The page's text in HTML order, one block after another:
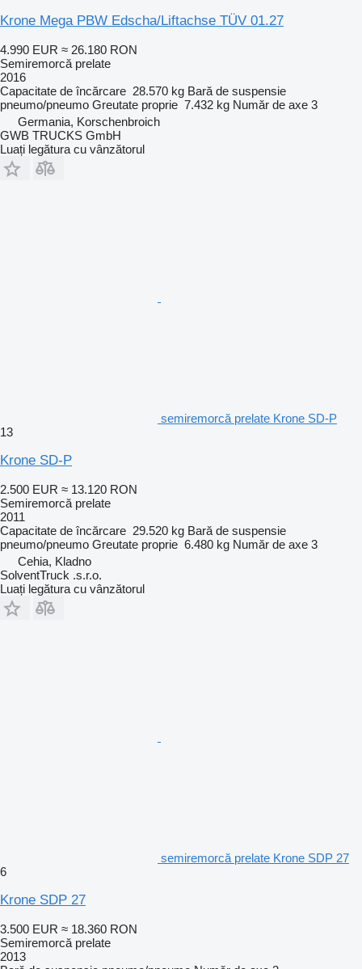
Krone Mega PBW Edscha/Liftachse TÜV 01.27
4.990 EUR ≈ 26.180 RON
Semiremorcă prelate
2016
Capacitate de încărcare 28.570 kg Bară de suspensie
pneumo/pneumo Greutate proprie 7.432 kg Număr de axe 3
Germania, Korschenbroich
GWB TRUCKS GmbH
Luați legătura cu vânzătorul
semiremorcă prelate Krone SD-P
13
Krone SD-P
2.500 EUR ≈ 13.120 RON
Semiremorcă prelate
2011
Capacitate de încărcare 29.520 kg Bară de suspensie
pneumo/pneumo Greutate proprie 6.480 kg Număr de axe 3
Cehia, Kladno
SolventTruck .s.r.o.
Luați legătura cu vânzătorul
semiremorcă prelate Krone SDP 27
6
Krone SDP 27
3.500 EUR ≈ 18.360 RON
Semiremorcă prelate
2013